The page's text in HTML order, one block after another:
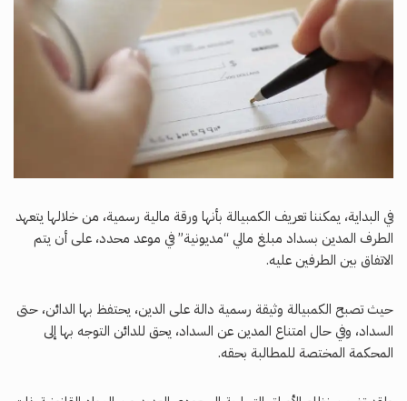
في البداية، يمكننا تعريف الكمبيالة بأنها ورقة مالية رسمية، من خلالها يتعهد
الطرف المدين بسداد مبلغ مالي “مديونية” في موعد محدد، على أن يتم
الاتفاق بين الطرفين عليه.
حيث تصبح الكمبيالة وثيقة رسمية دالة على الدين، يحتفظ بها الدائن، حتى
السداد، وفي حال امتناع المدين عن السداد، يحق للدائن التوجه بها إلى
المحكمة المختصة للمطالبة بحقه.